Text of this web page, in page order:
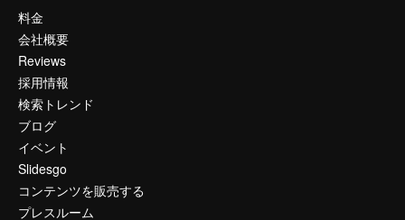
料金
会社概要
Reviews
採用情報
検索トレンド
ブログ
イベント
Slidesgo
コンテンツを販売する
プレスルーム